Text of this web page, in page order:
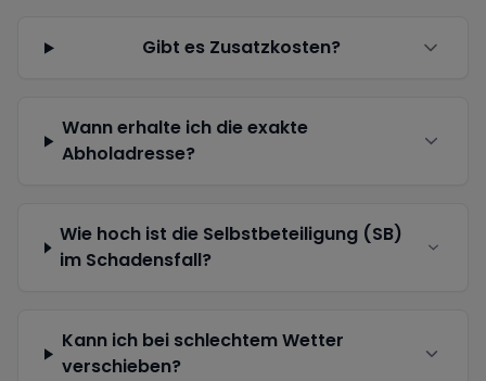
Gibt es Zusatzkosten?
Wann erhalte ich die exakte
Abholadresse?
Wie hoch ist die Selbstbeteiligung (SB)
im Schadensfall?
Kann ich bei schlechtem Wetter
verschieben?